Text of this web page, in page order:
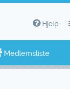
Hjelp
Medlemsliste